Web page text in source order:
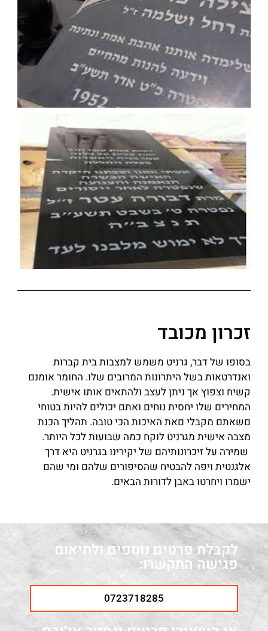
זכרון מכובד
בסופו של דבר, גרניט משמש למצבות בית קברות
ואנדרטאות בשל היתרונות המרובים שלו. החומר אומנם
קשיח וצפוץ אך ניתן לעצב ולהתאים אותו אישית.
המחירים שלו יחסית נוחים ואתם יכולים להיות בטוחי
םשאתם מקבלי םאת האיכות הכי טובה. תהליך הכנת
מצבה אישית מגרניט לוקח כמה שבועות לכל היותר.
שמירה על זיכרונותיהם של יקירינו בגרניט היא דרך
אלגנטית ויפה להבטיח שהסיפורים שלהם ומי שהם
ישמרו ויחרטו באבן לדורות הבאים.
לקבלת פרטים נוספים ולתיאום
פגישה התקשרו:
0723718285